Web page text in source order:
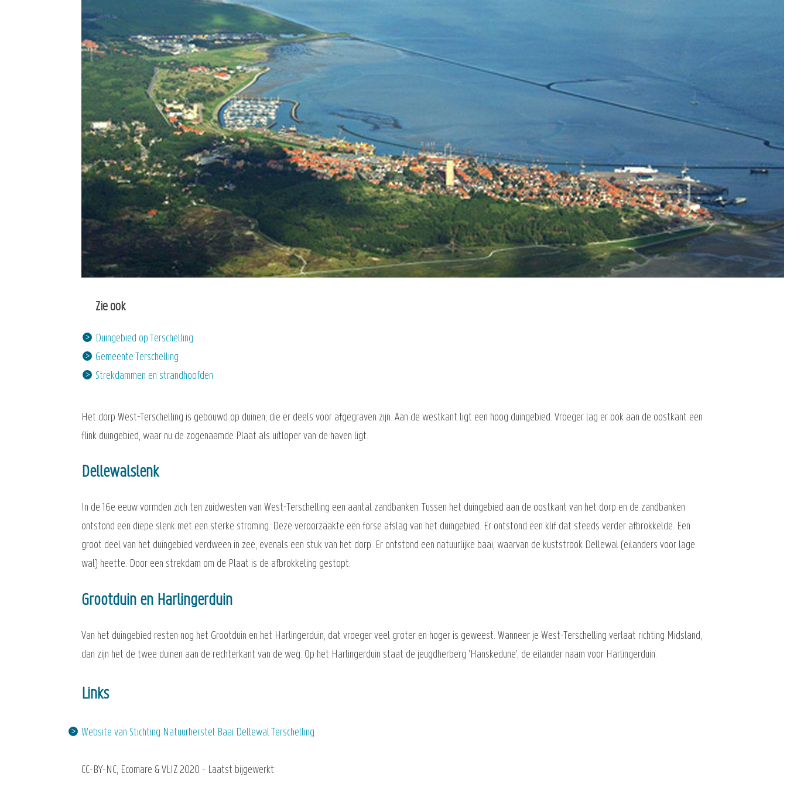
Zie ook
Duingebied op Terschelling
Gemeente Terschelling
Strekdammen en strandhoofden
Het dorp West-Terschelling is gebouwd op duinen, die er deels voor afgegraven zijn. Aan de westkant ligt een hoog duingebied. Vroeger lag er ook aan de oostkant een
flink duingebied, waar nu de zogenaamde Plaat als uitloper van de haven ligt.
Dellewalslenk
In de 16e eeuw vormden zich ten zuidwesten van West-Terschelling een aantal zandbanken. Tussen het duingebied aan de oostkant van het dorp en de zandbanken
ontstond een diepe slenk met een sterke stroming. Deze veroorzaakte een forse afslag van het duingebied. Er ontstond een klif dat steeds verder afbrokkelde. Een
groot deel van het duingebied verdween in zee, evenals een stuk van het dorp. Er ontstond een natuurlijke baai, waarvan de kuststrook Dellewal (eilanders voor lage
wal) heette. Door een strekdam om de Plaat is de afbrokkeling gestopt.
Grootduin en Harlingerduin
Van het duingebied resten nog het Grootduin en het Harlingerduin, dat vroeger veel groter en hoger is geweest. Wanneer je West-Terschelling verlaat richting Midsland,
dan zijn het de twee duinen aan de rechterkant van de weg. Op het Harlingerduin staat de jeugdherberg 'Hanskedune', de eilander naam voor Harlingerduin.
Links
Website van Stichting Natuurherstel Baai Dellewal Terschelling
CC-BY-NC, Ecomare & VLIZ 2020 - Laatst bijgewerkt: